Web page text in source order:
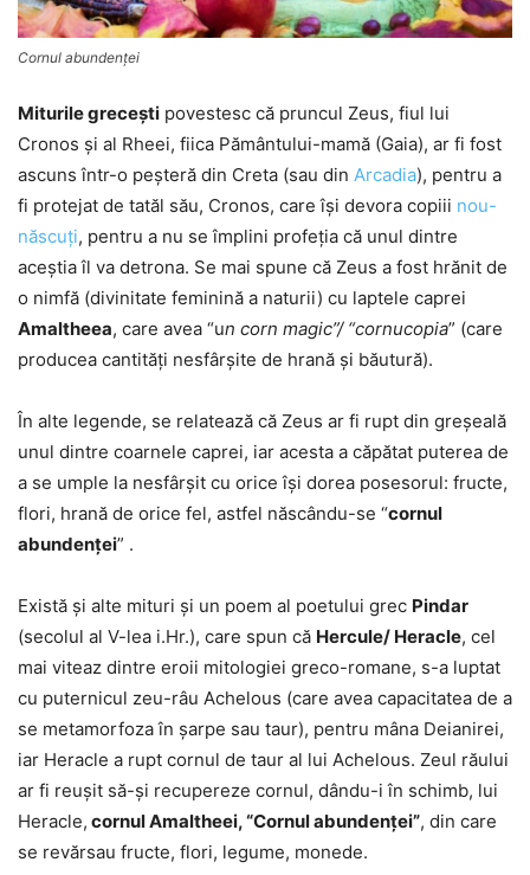
Cornul abundenţei
Miturile greceşti povestesc că pruncul Zeus, fiul lui
Cronos şi al Rheei, fiica Pământului-mamă (Gaia), ar fi fost
ascuns într-o peşteră din Creta (sau din Arcadia), pentru a
fi protejat de tatăl său, Cronos, care își devora copiii nou-
născuţi, pentru a nu se împlini profeţia că unul dintre
aceştia îl va detrona. Se mai spune că Zeus a fost hrănit de
o nimfă (divinitate feminină a naturii) cu laptele caprei
Amaltheea, care avea “un corn magic”/ “cornucopia” (care
producea cantităţi nesfârşite de hrană şi băutură).
În alte legende, se relatează că Zeus ar fi rupt din greșeală
unul dintre coarnele caprei, iar acesta a căpătat puterea de
a se umple la nesfârșit cu orice își dorea posesorul: fructe,
flori, hrană de orice fel, astfel născându-se “cornul
abundenţei” .
Există şi alte mituri şi un poem al poetului grec Pindar
(secolul al V-lea i.Hr.), care spun că Hercule/ Heracle, cel
mai viteaz dintre eroii mitologiei greco-romane, s-a luptat
cu puternicul zeu-râu Achelous (care avea capacitatea de a
se metamorfoza în şarpe sau taur), pentru mâna Deianirei,
iar Heracle a rupt cornul de taur al lui Achelous. Zeul răului
ar fi reuşit să-şi recupereze cornul, dându-i în schimb, lui
Heracle, cornul Amaltheei, “Cornul abundenţei”, din care
se revărsau fructe, flori, legume, monede.